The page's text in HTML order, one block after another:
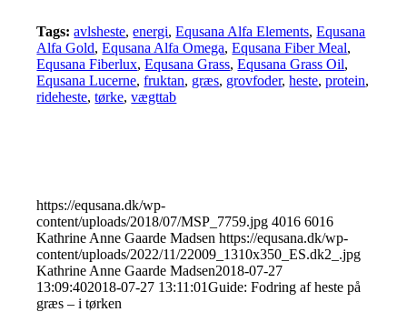
Tags: avlsheste,energi,Equsana Alfa Elements,Equsana
Alfa Gold,Equsana Alfa Omega,Equsana Fiber Meal,
Equsana Fiberlux,Equsana Grass,Equsana Grass Oil,
Equsana Lucerne,fruktan, græs, grovfoder,heste,protein,
rideheste,tørke,vægttab
https://equsana.dk/wp-
content/uploads/2018/07/MSP_7759.jpg 4016 6016
Kathrine Anne Gaarde Madsen https://equsana.dk/wp-
content/uploads/2022/11/22009_1310x350_ES.dk2_.jpg
Kathrine Anne Gaarde Madsen2018-07-27
13:09:402018-07-27 13:11:01Guide: Fodring af heste på
græs – i tørken